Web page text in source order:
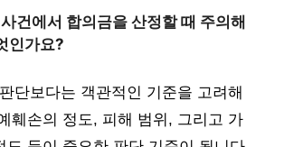
건에서 합의금을 산정할 때 주의해
인가요?
단보다는 객관적인 기준을 고려해
훼손의 정도, 피해 범위, 그리고 가